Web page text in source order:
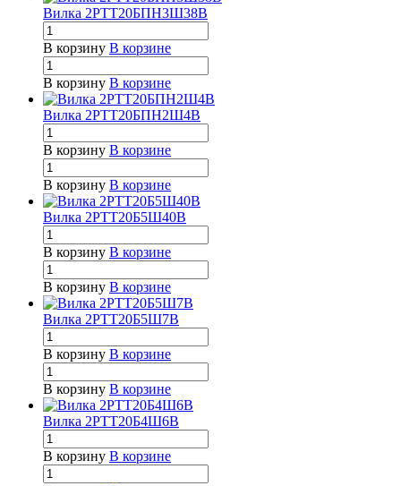
Вилка 2РТТ20БПН3Ш38В
В корзину В корзине
В корзину В корзине
Вилка 2РТТ20БПН2Ш4В
В корзину В корзине
В корзину В корзине
Вилка 2РТТ20Б5Ш40В
В корзину В корзине
В корзину В корзине
Вилка 2РТТ20Б5Ш7В
В корзину В корзине
В корзину В корзине
Вилка 2РТТ20Б4Ш6В
В корзину В корзине